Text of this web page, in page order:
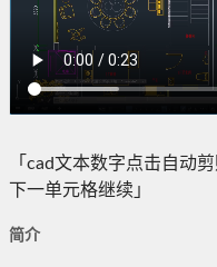
「cad文本数字点击自动
下一单元格继续」
简介